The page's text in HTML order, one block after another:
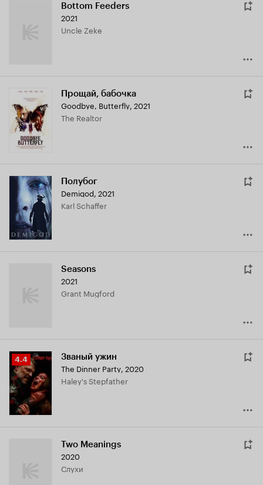
Bottom Feeders
2021
Uncle Zeke
Прощай, бабочка
Goodbye, Butterfly, 2021
The Realtor
Полубог
Demigod, 2021
Karl Schaffer
Seasons
2021
Grant Mugford
Рейтинг
Кинопоиска
4.4
4.4 Званый ужин
The Dinner Party, 2020
Haley's Stepfather
Two Meanings
2020
слухи